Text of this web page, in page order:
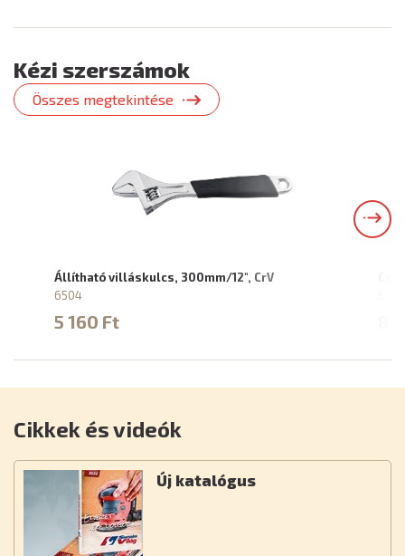
Kézi szerszámok
Összes megtekintése
Állítható villáskulcs, 300mm/12", CrV
6504
5 160 Ft
Cikkek és videók
Új katalógus